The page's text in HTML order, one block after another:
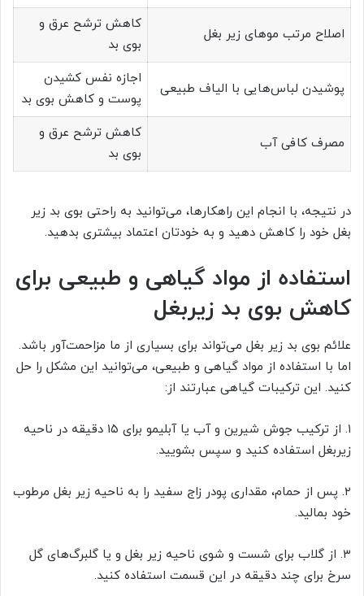
اصلاح مرتب موهای زیر بغل
کاهش ترشح عرق و
بوی بد
پوشیدن لباس‌هایی با الیاف طبیعی
اجازه نفس کشیدن
پوست و کاهش بوی بد
مصرف کافی آب
کاهش ترشح عرق و
بوی بد
در نتیجه، با انجام این راهکارها، می‌توانید به راحتی بوی بد زیر
بغل خود را کاهش دهید و به خودتان اعتماد بیشتری بدهید.
استفاده از مواد گیاهی و طبیعی برای
کاهش بوی بد زیربغل
علائم بوی بد زیر بغل می‌تواند برای بسیاری از ما مزاحمت‌آور باشد.
اما با استفاده از مواد گیاهی و طبیعی، می‌توانید این مشکل را حل
کنید. این ترکیبات گیاهی عبارتند از:
۱. از ترکیب جوش شیرین و آب یا آبلیمو برای ۱۵ دقیقه در ناحیه
زیربغل استفاده کنید و سپس بشویید.
۲. پس از حمام، مقداری پودر زاج سفید را به ناحیه زیر بغل مرطوب
خود بمالید.
۳. از گلاب برای شست و شوی ناحیه زیر بغل و یا گلبرگ‌های گل
سرخ برای چند دقیقه در این قسمت استفاده کنید.